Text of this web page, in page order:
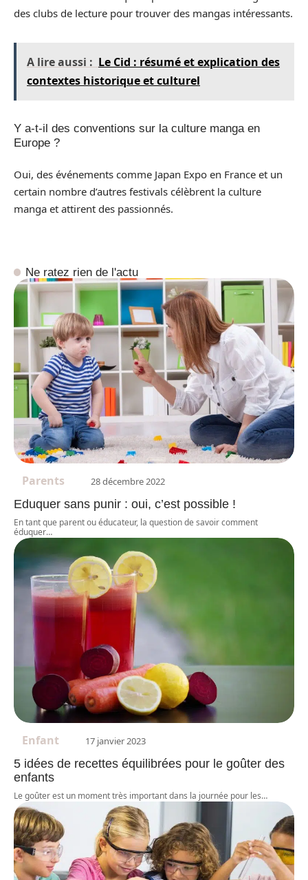
des clubs de lecture pour trouver des mangas intéressants.
A lire aussi : Le Cid : résumé et explication des
contextes historique et culturel
Y a-t-il des conventions sur la culture manga en
Europe ?
Oui, des événements comme Japan Expo en France et un
certain nombre d’autres festivals célèbrent la culture
manga et attirent des passionnés.
Ne ratez rien de l'actu
Parents 28 décembre 2022
Eduquer sans punir : oui, c’est possible !
En tant que parent ou éducateur, la question de savoir comment
éduquer…
Enfant 17 janvier 2023
5 idées de recettes équilibrées pour le goûter des
enfants
Le goûter est un moment très important dans la journée pour les…